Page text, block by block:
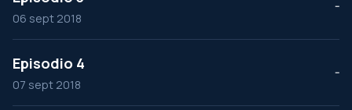
06 sept 2018
--
Episodio 4
07 sept 2018
--